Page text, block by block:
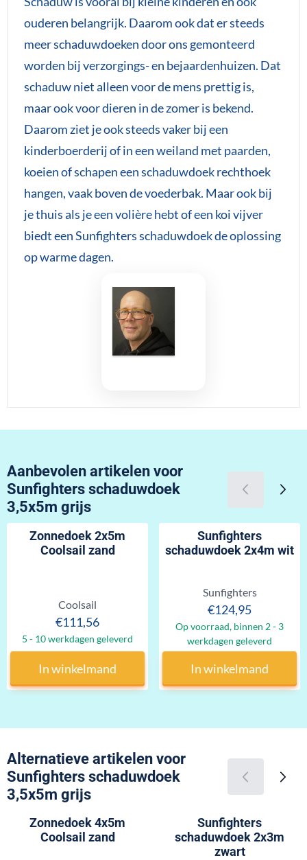
ouderen belangrijk. Daarom ook dat er steeds
meer schaduwdoeken door ons gemonteerd
worden bij verzorgings- en bejaardenhuizen. Dat
schaduw niet alleen voor de mens prettig is,
maar ook voor dieren in de zomer is bekend.
Daarom ziet je ook steeds vaker bij een
kinderboerderij of in een weiland met paarden,
koeien of schapen een schaduwdoek rechthoek
hangen, vaak boven de voederbak. Maar ook bij
je thuis als je een volière hebt of een koi vijver
biedt een Sunfighters schaduwdoek de oplossing
op warme dagen.
Aanbevolen artikelen voor
Sunfighters schaduwdoek
3,5x5m grijs
Zonnedoek 2x5m
Coolsail zand
Merk:
Coolsail
Prijs: 111,56
€111,56
5 - 10 werkdagen geleverd
In winkelmand
Sunfighters
schaduwdoek 2x4m wit
Merk:
Sunfighters
Prijs: 124,95
€124,95
Op voorraad, binnen 2 - 3
werkdagen geleverd
In winkelmand
Alternatieve artikelen voor
Sunfighters schaduwdoek
3,5x5m grijs
Zonnedoek 4x5m
Coolsail zand
Sunfighters
schaduwdoek 2x3m
zwart